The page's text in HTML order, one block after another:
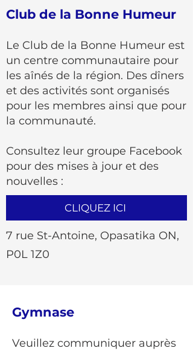
Club de la Bonne Humeur
Le Club de la Bonne Humeur est
un centre communautaire pour
les aînés de la région. Des dîners
et des activités sont organisés
pour les membres ainsi que pour
la communauté.
Consultez leur groupe Facebook
pour des mises à jour et des
nouvelles :
CLIQUEZ ICI
7 rue St-Antoine, Opasatika ON,
P0L 1Z0
Gymnase
Veuillez communiquer auprès